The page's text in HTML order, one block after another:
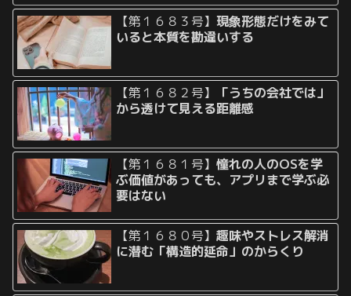
【第１６８３号】現象形態だけをみて
いると本質を勘違いする
【第１６８２号】
「うちの会社では」
から透けて見える距離感
【第１６８１号】憧れの人のOSを学
ぶ価値があっても、アプリまで学ぶ必
要はない
【第１６８０号】趣味やストレス解消
に潜む「構造的延命」のからくり